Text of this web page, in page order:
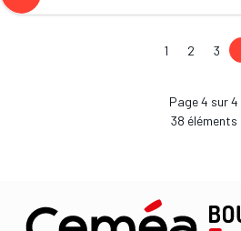
1 2 3
Page 4 sur 4
38 éléments